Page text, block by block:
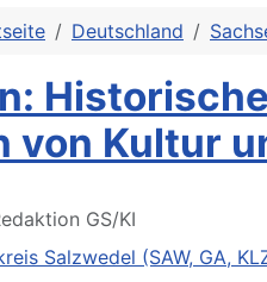
Deutschland
von Kultur
GS/KI
Salzwedel (SAW, GA,